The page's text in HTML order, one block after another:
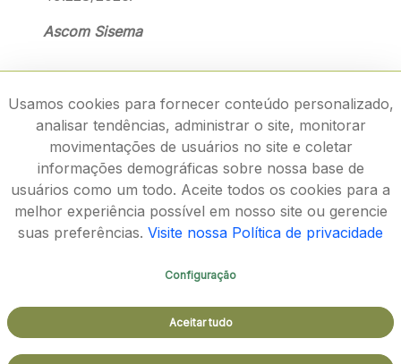
Ascom Sisema
Rodovia João Paulo II, 4143, Bairro Serra Verde - CEP
31630-900
Aspectos legais e responsabilidades - Política de
Usamos cookies para fornecer conteúdo personalizado,
analisar tendências, administrar o site, monitorar
movimentações de usuários no site e coletar
informações demográficas sobre nossa base de
usuários como um todo. Aceite todos os cookies para a
melhor experiência possível em nosso site ou gerencie
suas preferências. Visite nossa Política de privacidade
Configuração
Aceitar tudo